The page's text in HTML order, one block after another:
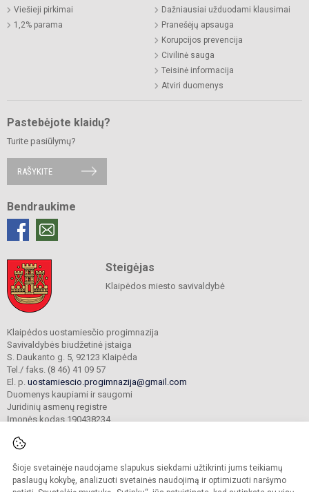
Šioje svetainėje naudojame slapukus siekdami užtikrinti jums teikiamų
paslaugų kokybę, analizuoti svetainės naudojimą ir optimizuoti naršymo
Viešieji pirkimai
1,2% parama
Dažniausiai užduodami klausimai
Pranešėjų apsauga
Korupcijos prevencija
Civilinė sauga
Teisinė informacija
Atviri duomenys
Pastebėjote klaidų?
Turite pasiūlymų?
RAŠYKITE
Bendraukime
Steigėjas
Klaipėdos miesto savivaldybė
Klaipėdos uostamiesčio progimnazija
Savivaldybės biudžetinė įstaiga
S. Daukanto g. 5, 92123 Klaipėda
Tel./ faks. (8 46) 41 09 57
El. p. uostamiescio.progimnazija@gmail.com
Duomenys kaupiami ir saugomi
Juridinių asmenų registre
Įmonės kodas 190438234
© 2023. Klaipėdos uostamiesčio progimnazija. Visos teisės saugomos.
Kopijuoti turinį be raštiško gimnazijos sutikimo griežtai draudžiama.